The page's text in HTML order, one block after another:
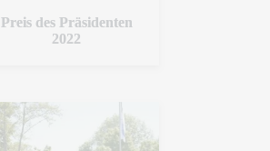
Preis des Präsidenten
2022